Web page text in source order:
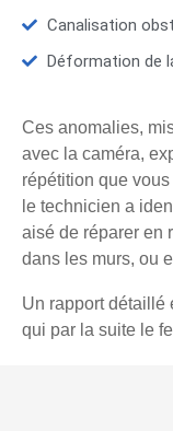
Canalisation
Déformation de
Ces anomalies,
avec la caméra,
répétition que
le technicien a
aisé de réparer en
dans les murs, ou
Un rapport détaillé
qui par la suite le